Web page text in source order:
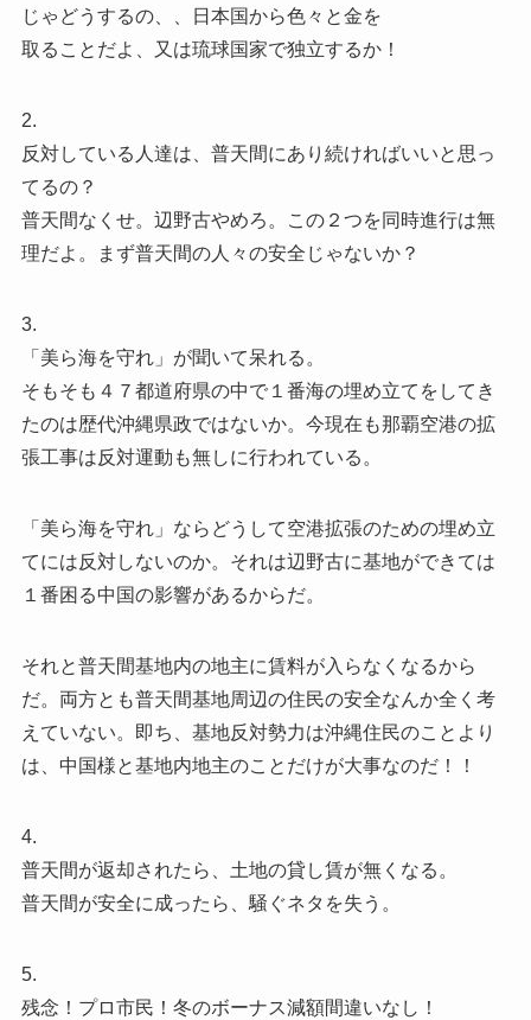
じゃどうするの、、日本国から色々と金を
取ることだよ、又は琉球国家で独立するか！
2.
反対している人達は、普天間にあり続ければいいと思っ
てるの？
普天間なくせ。辺野古やめろ。この２つを同時進行は無
理だよ。まず普天間の人々の安全じゃないか？
3.
「美ら海を守れ」が聞いて呆れる。
そもそも４７都道府県の中で１番海の埋め立てをしてき
たのは歴代沖縄県政ではないか。今現在も那覇空港の拡
張工事は反対運動も無しに行われている。
「美ら海を守れ」ならどうして空港拡張のための埋め立
てには反対しないのか。それは辺野古に基地ができては
１番困る中国の影響があるからだ。
それと普天間基地内の地主に賃料が入らなくなるから
だ。両方とも普天間基地周辺の住民の安全なんか全く考
えていない。即ち、基地反対勢力は沖縄住民のことより
は、中国様と基地内地主のことだけが大事なのだ！！
4.
普天間が返却されたら、土地の貸し賃が無くなる。
普天間が安全に成ったら、騒ぐネタを失う。
5.
残念！プロ市民！冬のボーナス減額間違いなし！